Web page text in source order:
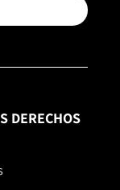
DERECHOS